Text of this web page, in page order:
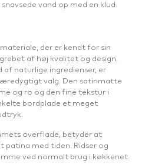
vand op med en klud.
der er kendt for sin
af høj kvalitet og design.
af naturlige ingredienser, er
valg. Den satinmatte
og ro og den fine tekstur i
bordplade et meget
overflade, betyder at
patina med tiden. Ridser og
ved normalt brug i køkkenet.